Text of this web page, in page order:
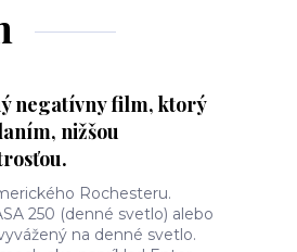
negatívny film, ktorý
nižšou
Rochesteru.
250 (denné svetlo) alebo
na denné svetlo.